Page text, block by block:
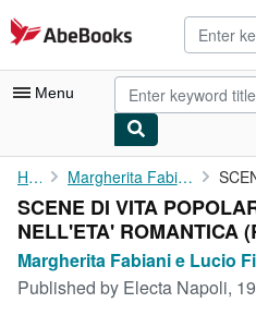
Skip to main content
AbeBooks.com
Menu
My Account
My Purchases
Advanced Search
Browse Collections
Home Margherita Fabiani e Lucio Fino
SCENE DI VITA
NELL'ETA' ROMANTICA
Margherita Fabiani e Lucio
Published by Electa Napoli,